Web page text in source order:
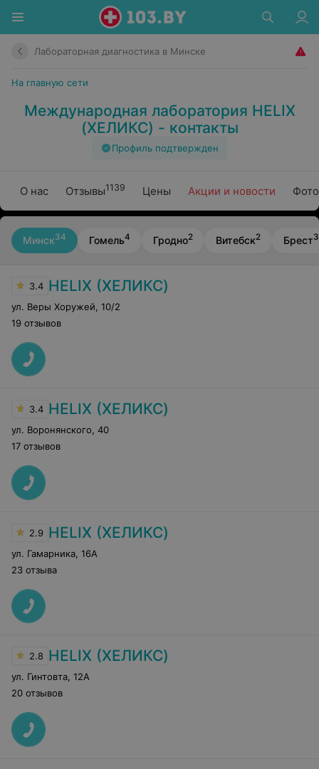
Лабораторная диагностика в Минске
На главную сети
Международная лаборатория HELIX
(ХЕЛИКС) - контакты
Профиль подтвержден
О нас Отзывы1139 Цены Акции и новости
Минск34 Гомель4 Гродно2 Витебск2 Брест3
3.4 HELIX (ХЕЛИКС)
ул. Веры Хоружей 10/2
19 отзывов
3.4 HELIX (ХЕЛИКС)
ул. Воронянского, 40
17 отзывов
2.9 HELIX (ХЕЛИКС)
ул. Гамарника 16А
23 отзыва
2.8 HELIX (ХЕЛИКС)
ул. Гинтовта, 12А
20 отзывов